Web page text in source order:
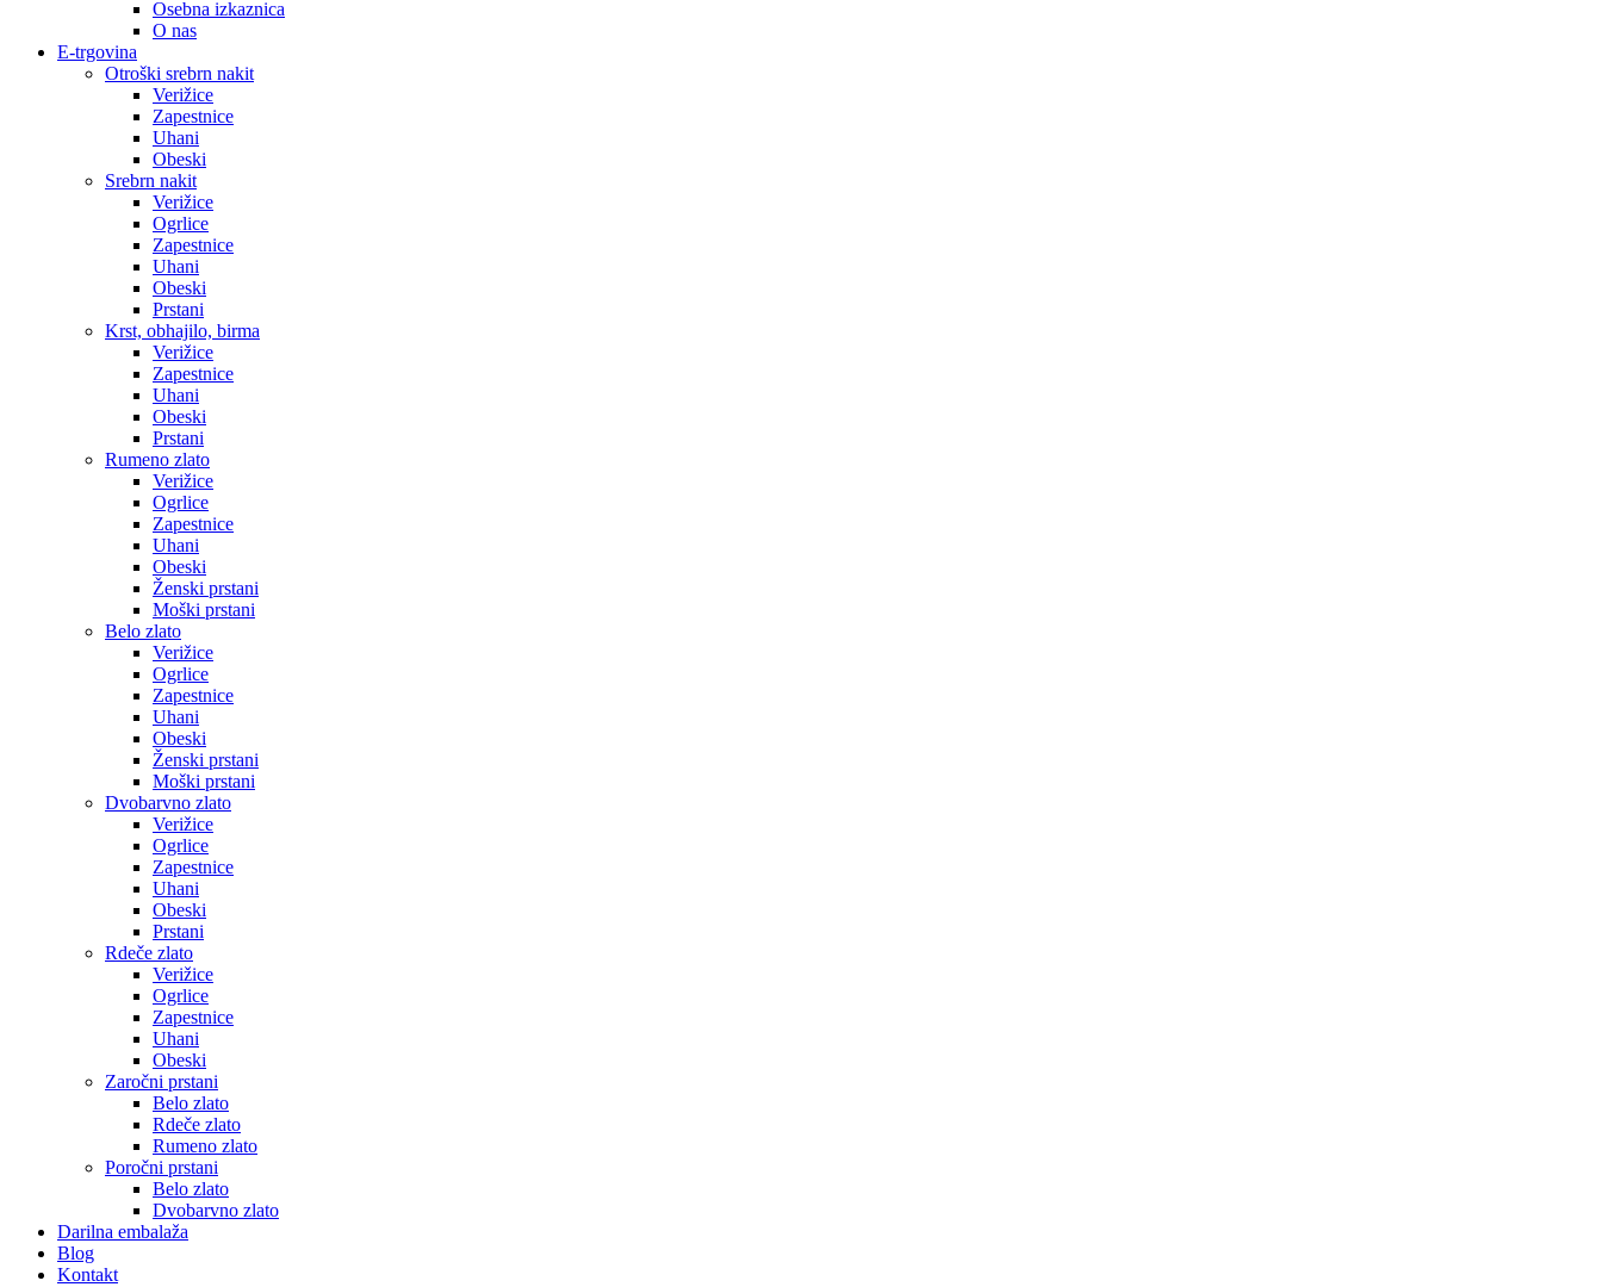
Osebna izkaznica
O nas
E-trgovina
Otroški srebrn nakit
Verižice
Zapestnice
Uhani
Obeski
Srebrn nakit
Verižice
Ogrlice
Zapestnice
Uhani
Obeski
Prstani
Krst, obhajilo, birma
Verižice
Zapestnice
Uhani
Obeski
Prstani
Rumeno zlato
Verižice
Ogrlice
Zapestnice
Uhani
Obeski
Ženski prstani
Moški prstani
Belo zlato
Verižice
Ogrlice
Zapestnice
Uhani
Obeski
Ženski prstani
Moški prstani
Dvobarvno zlato
Verižice
Ogrlice
Zapestnice
Uhani
Obeski
Prstani
Rdeče zlato
Verižice
Ogrlice
Zapestnice
Uhani
Obeski
Zaročni prstani
Belo zlato
Rdeče zlato
Rumeno zlato
Poročni prstani
Belo zlato
Dvobarvno zlato
Darilna embalaža
Blog
Kontakt